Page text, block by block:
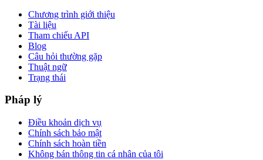
Chương trình giới thiệu
Tài liệu
Tham chiếu API
Blog
Câu hỏi thường gặp
Thuật ngữ
Trạng thái
Pháp lý
Điều khoản dịch vụ
Chính sách bảo mật
Chính sách hoàn tiền
Không bán thông tin cá nhân của tôi